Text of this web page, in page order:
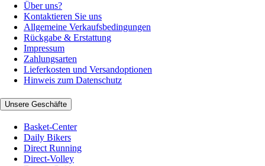
Über uns?
Kontaktieren Sie uns
Allgemeine Verkaufsbedingungen
Rückgabe & Erstattung
Impressum
Zahlungsarten
Lieferkosten und Versandoptionen
Hinweis zum Datenschutz
Unsere Geschäfte
Basket-Center
Daily Bikers
Direct Running
Direct-Volley